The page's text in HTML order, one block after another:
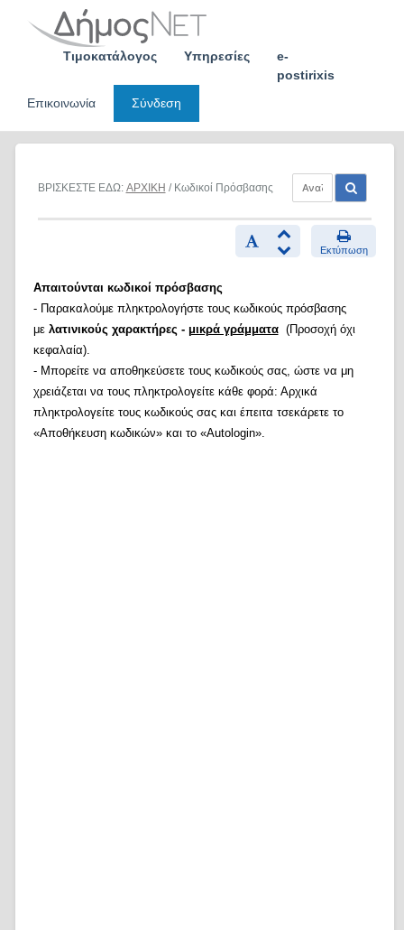
Τιμοκατάλογος Υπηρεσίες
e-
postirixis
Επικοινωνία
Σύνδεση
ΒΡΙΣΚΕΣΤΕ ΕΔΩ: ΑΡΧΙΚΗ / Κωδικοί Πρόσβασης
Εκτύπωση
Απαιτούνται κωδικοί πρόσβασης
- Παρακαλούμε πληκτρολογήστε τους κωδικούς πρόσβασης
με λατινικούς χαρακτήρες - μικρά γράμματα(Προσοχή όχι
κεφαλαία).
- Μπορείτε να αποθηκεύσετε τους κωδικούς σας, ώστε να μη
χρειάζεται να τους πληκτρολογείτε κάθε φορά: Αρχικά
πληκτρολογείτε τους κωδικούς σας και έπειτα τσεκάρετε το
«Αποθήκευση κωδικών» και το «Autologin».